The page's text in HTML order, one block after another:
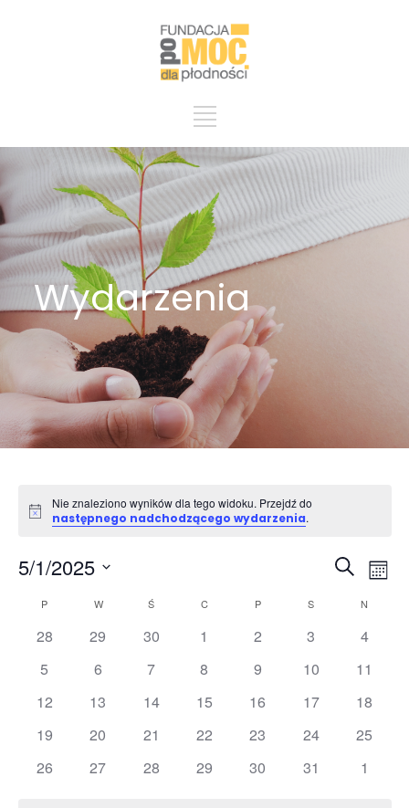
Wydarzenia
Powiadomienie
Nie znaleziono wyników dla tego widoku. Przejdź do
następnego nadchodzącego wydarzenia.
Szukaj
5/1/2025
Kalendarz
Wydarzenia
P PONIEDZIAŁEK
WWTOREK Ś CCZWARTEK
PPIĄTEK S N
28 29 30 1 2 3
4
5
6 7 8 9 10
11
12
13 14 15 16 17
18
19
20 21 22 23 24
25
26
27 28 29 30 31 1